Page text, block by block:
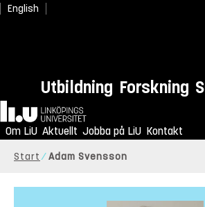
English
Utbildning Forskning
Hem
Om LiU Aktuellt Jobba på LiU Kontakt
Start Adam Svensson